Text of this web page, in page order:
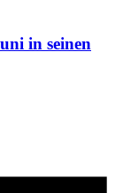
in seinen